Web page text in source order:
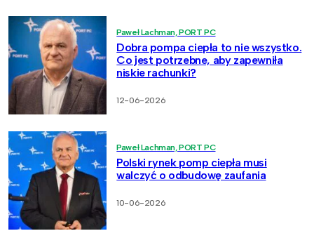
Paweł Lachman, PORT PC
Dobra pompa ciepła to nie wszystko.
Co jest potrzebne, aby zapewniła
niskie rachunki?
12-06-2026
Paweł Lachman, PORT PC
Polski rynek pomp ciepła musi
walczyć o odbudowę zaufania
10-06-2026